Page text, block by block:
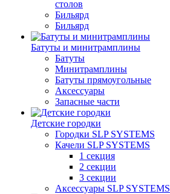
столов
Бильяpд
Бильяpд
Батуты и минитрамплины
Батуты
Минитрамплины
Батуты прямоугольные
Аксессуары
Запасные части
Детские городки
Городки SLP SYSTEMS
Качели SLP SYSTEMS
1 секция
2 секции
3 секции
Аксессуары SLP SYSTEMS